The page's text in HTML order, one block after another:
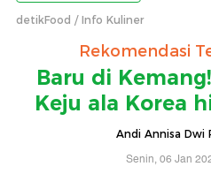
detikFood Info Kuliner
Rekomendasi
Baru di
Keju ala Korea
Andi Annisa Dwi
Senin, 06 Jan